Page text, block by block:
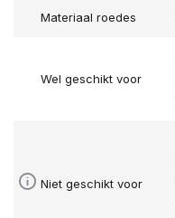
Materiaal roedes
Wel geschikt voor
Niet geschikt voor